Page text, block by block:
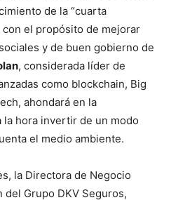
de la “cuarta
el propósito de mejorar
y de buen gobierno de
, considerada líder de
como blockchain, Big
ahondará en la
hora invertir de un modo
el medio ambiente.
la Directora de Negocio
del Grupo DKV Seguros,